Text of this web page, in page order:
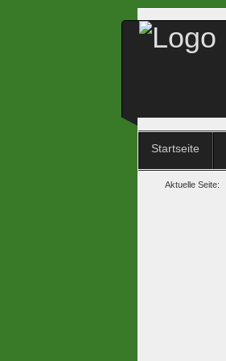
Startseite
Aktuelle Seite: